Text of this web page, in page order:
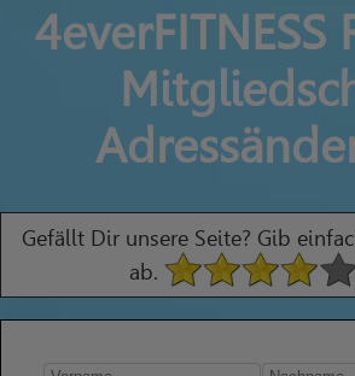
4everFITNESS
Gefällt Dir unsere Seite? Gib
ab.